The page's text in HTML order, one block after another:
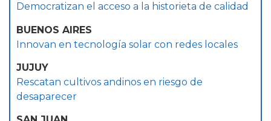
Democratizan el acceso a la historieta de calidad
BUENOS AIRES
Innovan en tecnología solar con redes locales
JUJUY
Rescatan cultivos andinos en riesgo de
desaparecer